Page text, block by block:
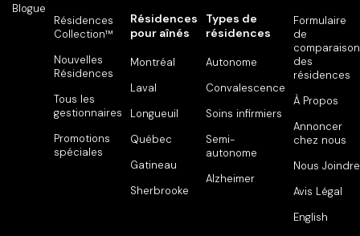
Blogue
Résidences
Collection™
Nouvelles
Résidences
Tous les
gestionnaires
Promotions
spéciales
Résidences
pour aînés
Montréal
Laval
Longueuil
Québec
Gatineau
Sherbrooke
Types de
résidences
Autonome
Convalescence
Soins infirmiers
Semi-
autonome
Alzheimer
Formulaire
de
comparaison
des
résidences
À Propos
Annoncer
chez nous
Nous Joindre
Avis Légal
English